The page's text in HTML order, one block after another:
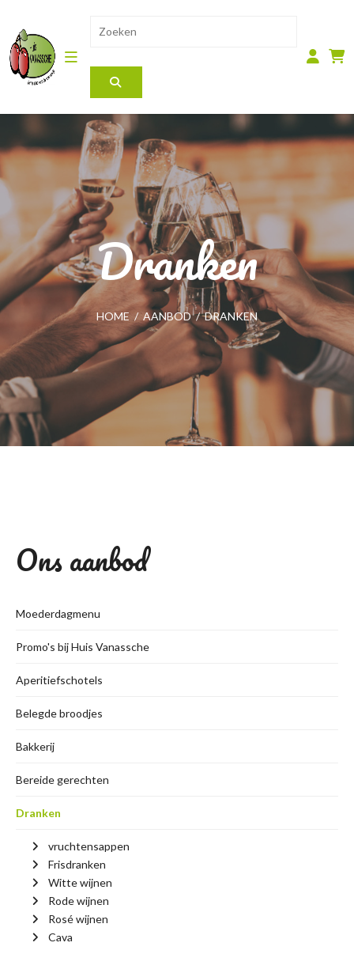
Dranken
HOME / AANBOD / DRANKEN
Ons aanbod
Moederdagmenu
Promo's bij Huis Vanassche
Aperitiefschotels
Belegde broodjes
Bakkerij
Bereide gerechten
Dranken
vruchtensappen
Frisdranken
Witte wijnen
Rode wijnen
Rosé wijnen
Cava